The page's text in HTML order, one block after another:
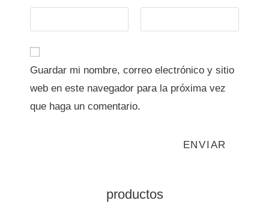
Guardar mi nombre, correo electrónico y sitio
web en este navegador para la próxima vez
que haga un comentario.
productos